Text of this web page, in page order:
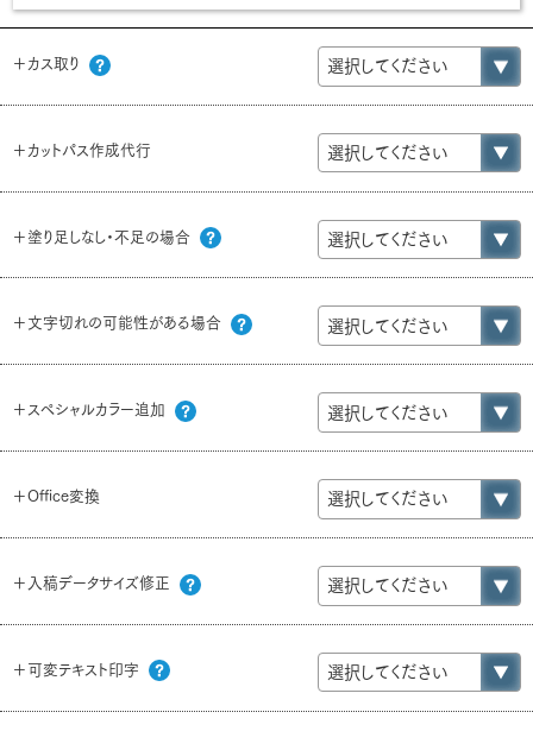
＋カス取り
＋カットパス作成代行
＋塗り足しなし・不足の場合
＋文字切れの可能性がある場合
＋スペシャルカラー追加
＋Office変換
＋入稿データサイズ修正
＋可変テキスト印字